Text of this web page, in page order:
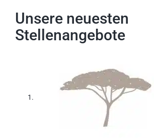
Unsere neuesten
Stellenangebote